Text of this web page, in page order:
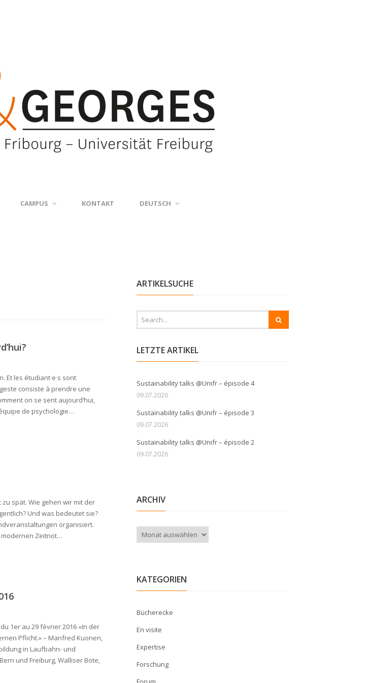
CAMPUS KONTAKT DEUTSCH
Et les étudiant·e·s sont
consiste à prendre une
on se sent aujourd’hui,
de psychologie…
spät. Wie gehen wir mit der
Und was bedeutet sie?
organisiert.
modernen Zeitnot…
1er au 29 février 2016 «In der
Pflicht.» – Manfred Kuonen,
in Laufbahn- und
und Freiburg, Walliser Bote,
ARTIKELSUCHE
LETZTE ARTIKEL
Sustainability talks @Unifr – épisode 4
09.07.2026
Sustainability talks @Unifr – épisode 3
09.07.2026
Sustainability talks @Unifr – épisode 2
09.07.2026
ARCHIV
Archiv
KATEGORIEN
Bücherecke
En visite
Expertise
Forschung